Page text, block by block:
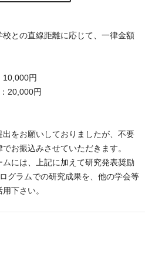
との直線距離に応じて、一律金額
10,000円
20,000円
をお願いしておりましたが、不要
お振込みさせていただきます。
には、上記に加えて研究発表奨励
グラムでの研究成果を、他の学会等
下さい。